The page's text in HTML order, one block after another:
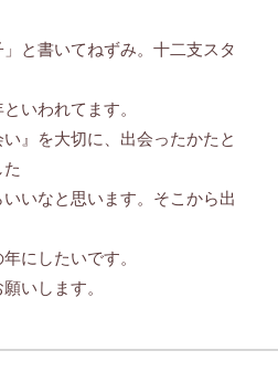
と書いてねずみ。十二支スタ
いわれてます。
』を大切に、出会ったかたと
た
いなと思います。そこから出
にしたいです。
いします。